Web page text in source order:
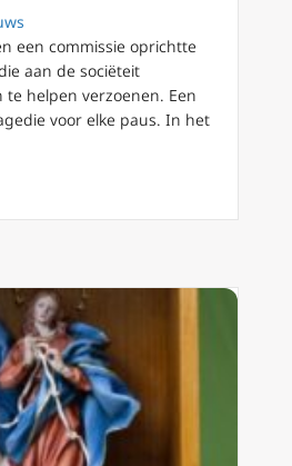
een commissie oprichtte
aan de sociëteit
helpen verzoenen. Een
voor elke paus. In het
wijdt bisschoppen in ondanks